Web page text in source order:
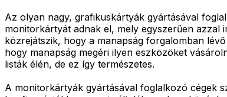
Az olyan nagy, grafikuskártyák gyártásával
monitorkártyát adnak el, mely egyszerűen azzal
közrejátszik, hogy a manapság forgalomban
hogy manapság megéri ilyen eszközöket
listák élén, de ez így természetes.
A monitorkártyák gyártásával foglalkozó cégek